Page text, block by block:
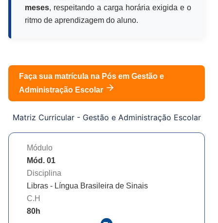
meses, respeitando a carga horária exigida e o
ritmo de aprendizagem do aluno.
Faça sua matrícula na Pós em Gestão e
Administração Escolar
Matriz Curricular - Gestão e Administração Escolar
Módulo
Mód. 01
Disciplina
Libras - Língua Brasileira de Sinais
C.H
80h